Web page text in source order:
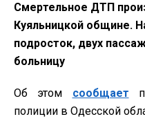
Смертельное ДТП
Куяльницкой общине.
подросток, двух
больницу
Об этом сообщает
полиции в Одесской